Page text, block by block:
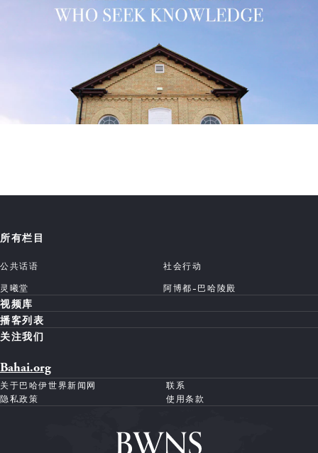
所有栏目
公共话语
社会行动
灵曦堂
阿博都-巴哈陵殿
视频库
播客列表
关注我们
Bahai.org
关于巴哈伊世界新闻网
联系
隐私政策
使用条款